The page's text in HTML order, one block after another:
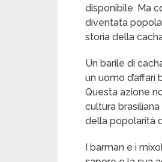
disponibile. Ma
diventata
storia della
Un barile di
un uomo
Questa azione
cultura
della popolarità
I barman e i